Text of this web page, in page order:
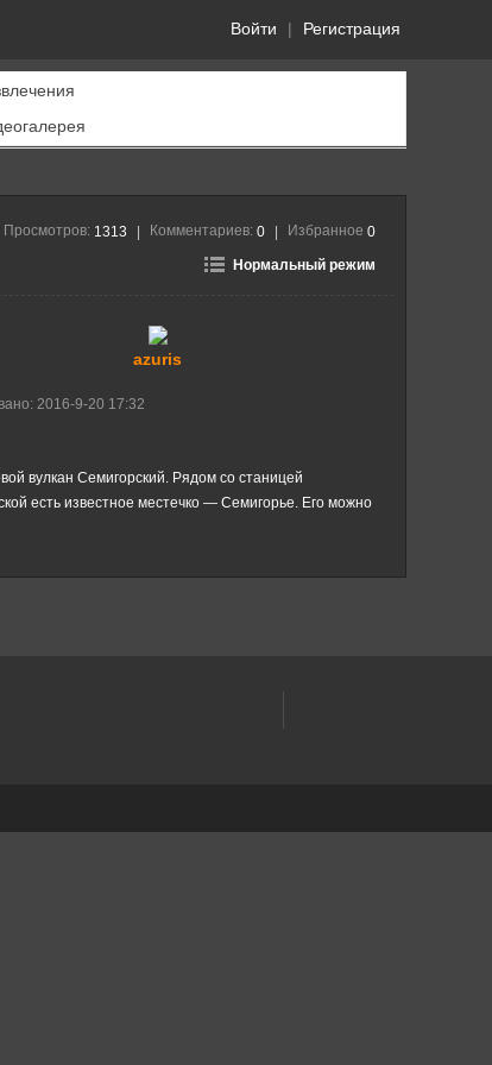
Войти | Регистрация
Просмотров: 1313 | Комментариев: 0 | Избранное 0
Нормальный режим
azuris
2016-9-20 17:32
вулкан Семигорский. Рядом со станицей
есть известное местечко — Семигорье. Его можно